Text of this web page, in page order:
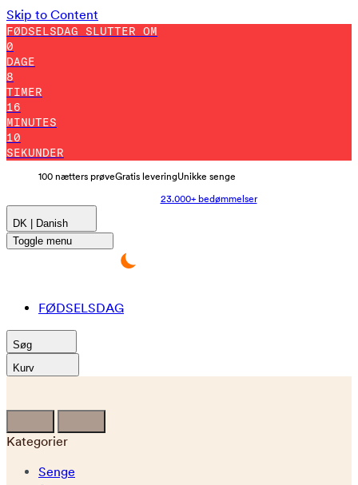
Skip to Content
FØDSELSDAG SLUTTER OM
0
DAGE
8
TIMER
16
MINUTES
0
SEKUNDER
100 nætters prøveGratis leveringUnikke senge
23.000+ bedømmelser
DK | Danish
Toggle menu
FØDSELSDAG
Søg
Kurv
Kategorier
Senge